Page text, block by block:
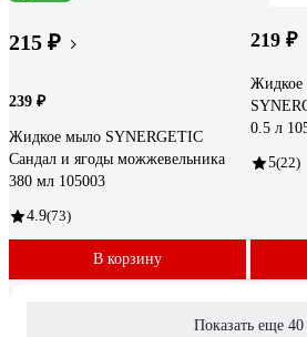
215 ₽
239 ₽
Жидкое мыло SYNERGETIC
Сандал и ягоды можжевельника
380 мл 105003
4.9(73)
В корзину
219 ₽
Жидкое
0.5 л
5(22)
Показать еще 40